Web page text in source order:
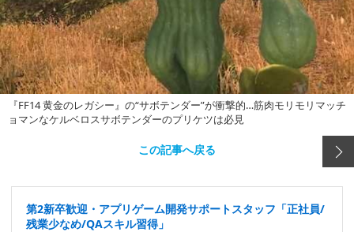
『FF14 黄金のレガシー』の“サボテンダー”が衝撃的…筋肉モリモリマッチ
ョマンなケルベロスサボテンダーのプリケツは必見
この記事へ戻る
第2新卒歓迎・アプリゲーム開発サポートスタッフ「正社員/
残業少なめ/QAスキル習得」